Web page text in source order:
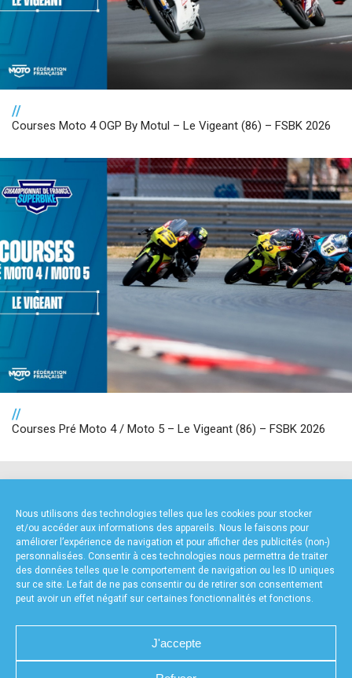
Nous utilisons des technologies telles que les cookies pour stocker
et/ou accéder aux informations des appareils. Nous le faisons pour
améliorer l’expérience de navigation et pour afficher des publicités (non-)
personnalisées. Consentir à ces technologies nous permettra de traiter
des données telles que le comportement de navigation ou les ID uniques
sur ce site. Le fait de ne pas consentir ou de retirer son consentement
peut avoir un effet négatif sur certaines fonctionnalités et fonctions.
J'accepte
//
Courses Moto 4 OGP By Motul – Le Vigeant (86) – FSBK 2026
//
Courses Pré Moto 4 / Moto 5 – Le Vigeant (86) – FSBK 2026